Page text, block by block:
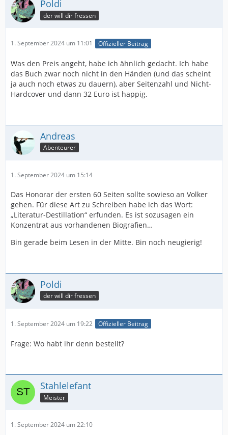
Poldi
der will dir fressen
1. September 2024 um 11:01 Offizieller Beitrag
Was den Preis angeht, habe ich ähnlich gedacht. Ich habe
das Buch zwar noch nicht in den Händen (und das scheint
ja auch noch etwas zu dauern), aber Seitenzahl und Nicht-
Hardcover und dann 32 Euro ist happig.
Andreas
Abenteurer
1. September 2024 um 15:14
Das Honorar der ersten 60 Seiten sollte sowieso an Volker
gehen. Für diese Art zu Schreiben habe ich das Wort:
„Literatur-Destillation“ erfunden. Es ist sozusagen ein
Konzentrat aus vorhandenen Biografien…
Bin gerade beim Lesen in der Mitte. Bin noch neugierig!
Poldi
der will dir fressen
1. September 2024 um 19:22 Offizieller Beitrag
Frage: Wo habt ihr denn bestellt?
Stahlelefant
Meister
1. September 2024 um 22:10